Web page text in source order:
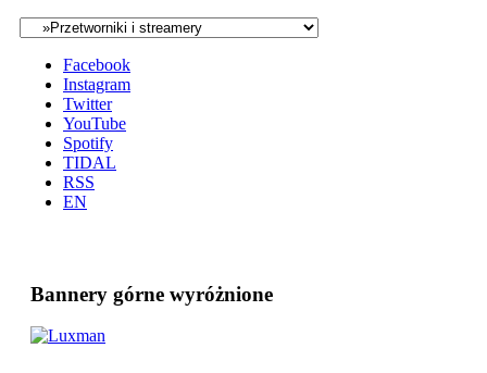
Facebook
Instagram
Twitter
YouTube
Spotify
TIDAL
RSS
EN
Bannery górne wyróżnione